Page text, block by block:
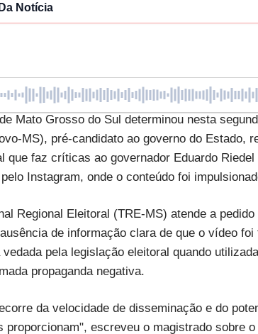
Notícia
Mato Grosso do Sul determinou nesta
MS), pré-candidato ao governo do Estado,
que faz críticas ao governador Eduardo
Instagram, onde o conteúdo foi
Regional Eleitoral (TRE-MS) atende a
de informação clara de que o vídeo
pela legislação eleitoral quando
propaganda negativa.
da velocidade de disseminação e do
proporcionam", escreveu o magistrado sobre